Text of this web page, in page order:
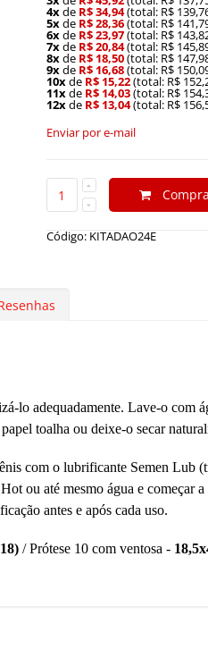
4xde R$ 34,94(total: R$
5xde R$ 28,36(total: R$
6xde R$ 23,97(total: R$
7xde R$ 20,84(total: R$
8xde R$ 18,50(total: R$
9xde R$ 16,68(total: R$
10xde R$ 15,22(total: R$
11xde R$ 14,03(total: R$
12xde R$ 13,04(total: R$
Enviar por e-mail
Código: KITADAO24E
lo adequadamente. Lave-o com
toalha ou deixe-o secar
com o lubrificante Semen Lub
ou até mesmo água e começar
antes e após cada uso.
/ Prótese 10 com ventosa -